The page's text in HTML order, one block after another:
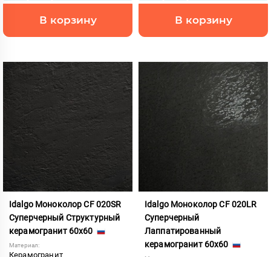
В корзину В корзину
Idalgo Моноколор CF 020SR
Суперчерный Структурный
керамогранит 60x60
Материал:
Керамогранит
Idalgo Моноколор CF 020LR
Суперчерный
Лаппатированный
керамогранит 60x60